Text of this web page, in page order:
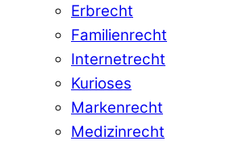
Erbrecht
Familienrecht
Internetrecht
Kurioses
Markenrecht
Medizinrecht